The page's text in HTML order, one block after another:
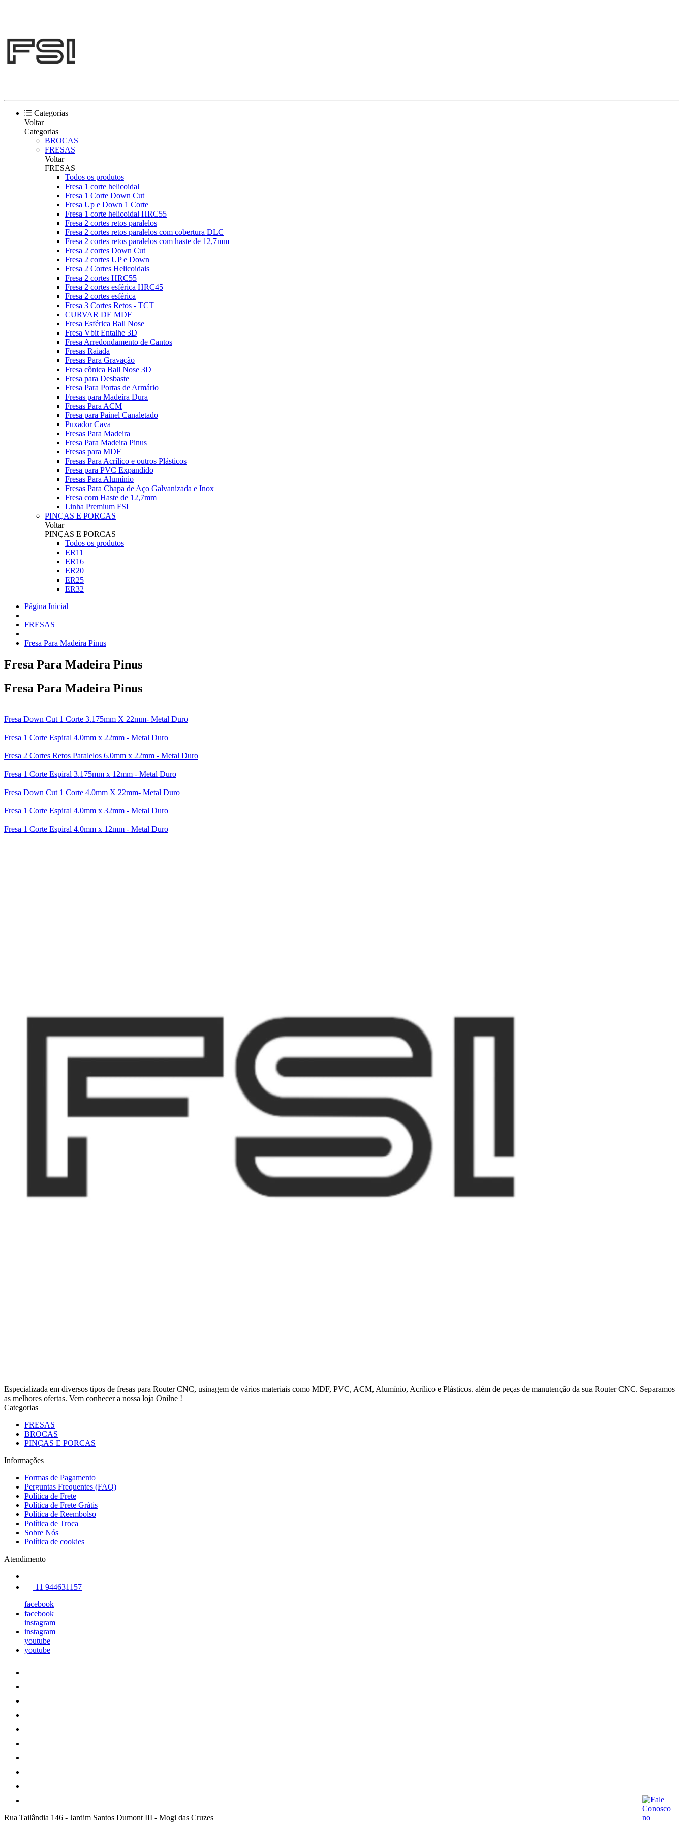
Categorias
Voltar
Categorias
BROCAS
FRESAS
Voltar
FRESAS
Todos os produtos
Fresa 1 corte helicoidal
Fresa 1 Corte Down Cut
Fresa Up e Down 1 Corte
Fresa 1 corte helicoidal HRC55
Fresa 2 cortes retos paralelos
Fresa 2 cortes retos paralelos com cobertura DLC
Fresa 2 cortes retos paralelos com haste de 12,7mm
Fresa 2 cortes Down Cut
Fresa 2 cortes UP e Down
Fresa 2 Cortes Helicoidais
Fresa 2 cortes HRC55
Fresa 2 cortes esférica HRC45
Fresa 2 cortes esférica
Fresa 3 Cortes Retos - TCT
CURVAR DE MDF
Fresa Esférica Ball Nose
Fresa Vbit Entalhe 3D
Fresa Arredondamento de Cantos
Fresas Raiada
Fresas Para Gravação
Fresa cônica Ball Nose 3D
Fresa para Desbaste
Fresa Para Portas de Armário
Fresas para Madeira Dura
Fresas Para ACM
Fresa para Painel Canaletado
Puxador Cava
Fresas Para Madeira
Fresa Para Madeira Pinus
Fresas para MDF
Fresas Para Acrílico e outros Plásticos
Fresa para PVC Expandido
Fresas Para Alumínio
Fresas Para Chapa de Aço Galvanizada e Inox
Fresa com Haste de 12,7mm
Linha Premium FSI
PINÇAS E PORCAS
Voltar
PINÇAS E PORCAS
Todos os produtos
ER11
ER16
ER20
ER25
ER32
Página Inicial
FRESAS
Fresa Para Madeira Pinus
Fresa Para Madeira Pinus
Fresa Para Madeira Pinus
Fresa Down Cut 1 Corte 3.175mm X 22mm- Metal Duro
Fresa 1 Corte Espiral 4.0mm x 22mm - Metal Duro
Fresa 2 Cortes Retos Paralelos 6.0mm x 22mm - Metal Duro
Fresa 1 Corte Espiral 3.175mm x 12mm - Metal Duro
Fresa Down Cut 1 Corte 4.0mm X 22mm- Metal Duro
Fresa 1 Corte Espiral 4.0mm x 32mm - Metal Duro
Fresa 1 Corte Espiral 4.0mm x 12mm - Metal Duro
Especializada em diversos tipos de fresas para Router CNC, usinagem de vários materiais como MDF, PVC, ACM, Alumínio, Acrílico e Plásticos. além de peças de manutenção da sua Router CNC. Separamos
as melhores ofertas. Vem conhecer a nossa loja Onilne !
Categorias
FRESAS
BROCAS
PINÇAS E PORCAS
Informações
Formas de Pagamento
Perguntas Frequentes (FAQ)
Política de Frete
Política de Frete Grátis
Política de Reembolso
Política de Troca
Sobre Nós
Política de cookies
Atendimento
11 944631157
facebook
facebook
instagram
instagram
youtube
youtube
Rua Tailândia 146 - Jardim Santos Dumont III - Mogi das Cruzes